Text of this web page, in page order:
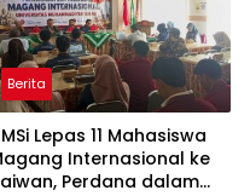
Berita
Lepas 11 Mahasiswa
Internasional ke
Perdana dalam